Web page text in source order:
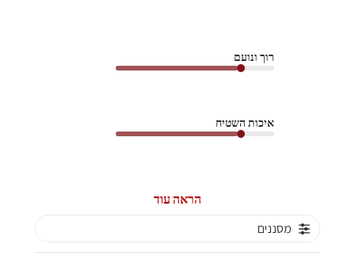
רוך ונועם
איכות השטיח
הראה עוד
מסננים